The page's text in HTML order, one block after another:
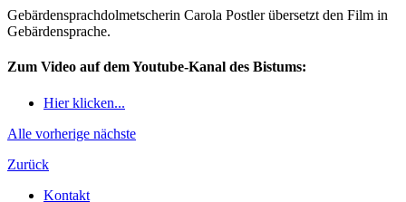
Gebärdensprachdolmetscherin Carola Postler übersetzt den Film in
Gebärdensprache.
Zum Video auf dem Youtube-Kanal des Bistums:
Hier klicken...
Alle vorherige nächste
Zurück
Kontakt